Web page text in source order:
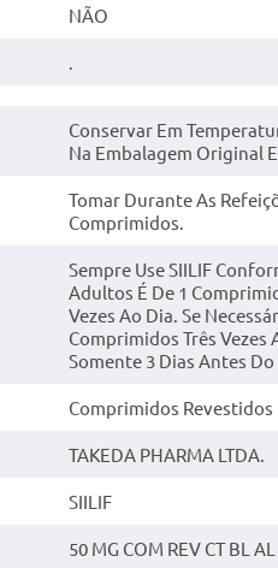
NÃO
.
Conservar Em
Na Embalagem Original
Tomar Durante As
Comprimidos.
Sempre Use SIILIF
Adultos É De 1
Vezes Ao Dia. Se
Comprimidos Três Vezes
Somente 3 Dias Antes
Comprimidos Revestidos
TAKEDA PHARMA LTDA.
SIILIF
50 MG COM REV CT BL